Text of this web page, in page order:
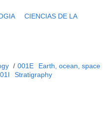
CIENCIAS DE LA
/ 001E
Earth, ocean, space
Stratigraphy